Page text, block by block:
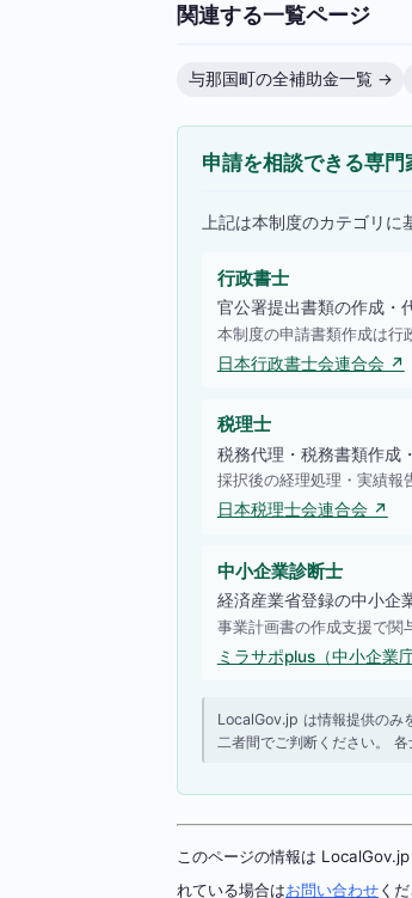
関連する一覧ページ
与那国町の全補助金一覧 →
申請を相談できる専門
上記は本制度のカテゴリ
行政書士
官公署提出書類の作成・
本制度の申請書類作成は行
日本行政書士会連合会 ↗
税理士
税務代理・税務書類作成
採択後の経理処理・実績報
日本税理士会連合会 ↗
中小企業診断士
経済産業省登録の中小企
事業計画書の作成支援で関
ミラサポplus（中小企業
LocalGov.jp は情報提供のみ
二者間でご判断ください。
このページの情報は
れている場合はお問い合わせくだ